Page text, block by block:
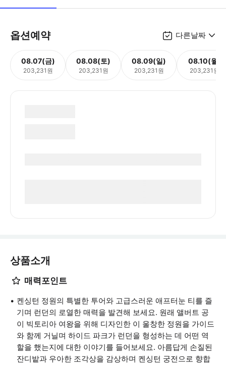
옵션예약 다른날짜
08.07(금)
203,231원
08.08(토)
203,231원
08.09(일)
203,231원
08.10(월)
203,231원
상품소개
매력포인트
켄싱턴 정원의 특별한 투어와 고급스러운 애프터눈 티를 즐
기며 런던의 로열한 매력을 발견해 보세요. 원래 앨버트 공
이 빅토리아 여왕을 위해 디자인한 이 울창한 정원을 가이드
와 함께 거닐며 하이드 파크가 런던을 형성하는 데 어떤 역
할을 했는지에 대한 이야기를 들어보세요. 아름답게 손질된
잔디밭과 우아한 조각상을 감상하며 켄싱턴 궁전으로 향합